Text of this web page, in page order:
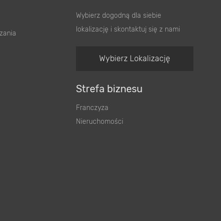
Wybierz dogodną dla siebie
lokalizację i skontaktuj się z nami
Wybierz Lokalizację
Strefa biznesu
Franczyza
Nieruchomości